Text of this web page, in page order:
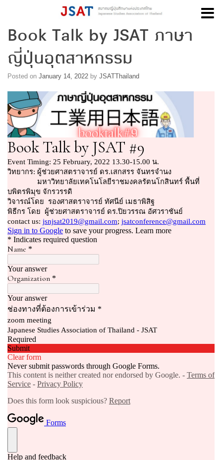
Skip
content
Book Talk by JSAT ภาษา
ญี่ปุ่นอุตสาหกรรม
Posted on January 14, 2022 by JSATThailand